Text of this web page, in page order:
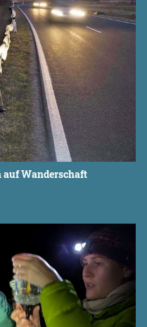
auf Wanderschaft